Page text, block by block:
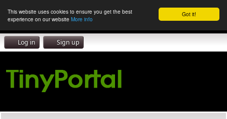
Got it!
This website uses cookies to ensure you get the best
experience on our website More info
Log in Sign up